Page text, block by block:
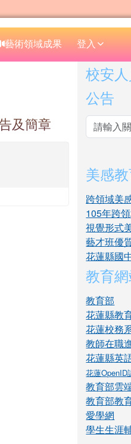
藝術領域成果 登入
及簡章
右邊
校安
公告
美感
跨領域美
105年跨
視覺形式
藝才班優
花蓮縣國
教育
教育部
花蓮縣教
花蓮校務
教師在職
花蓮縣英
花蓮OpenID
教育部雲
教育部教
愛學網
學生生涯